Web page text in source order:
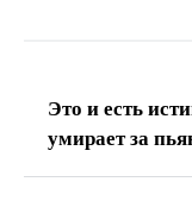
Это и есть
умирает за